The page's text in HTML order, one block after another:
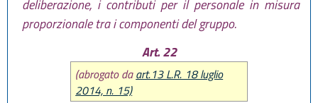
deliberazione, i contributi per il personale in misura
proporzionale tra i componenti del gruppo.
Art. 22
(abrogato daart.13 L.R. 18 luglio
2014, n. 15)